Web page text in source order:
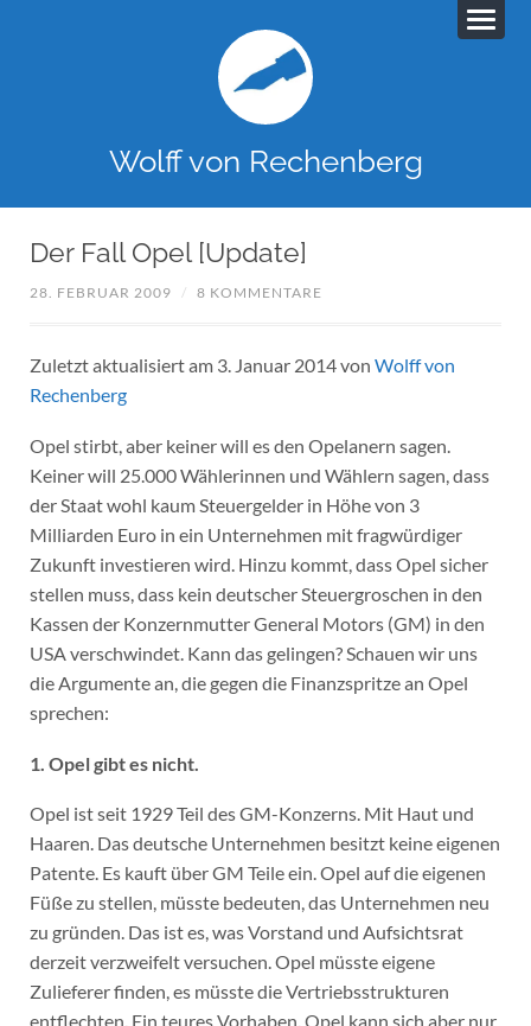
Wolff von Rechenberg
Der Fall Opel [Update]
28. FEBRUAR 2009 / 8 KOMMENTARE
Zuletzt aktualisiert am 3. Januar 2014 von Wolff von
Rechenberg
Opel stirbt, aber keiner will es den Opelanern sagen.
Keiner will 25.000 Wählerinnen und Wählern sagen, dass
der Staat wohl kaum Steuergelder in Höhe von 3
Milliarden Euro in ein Unternehmen mit fragwürdiger
Zukunft investieren wird. Hinzu kommt, dass Opel sicher
stellen muss, dass kein deutscher Steuergroschen in den
Kassen der Konzernmutter General Motors (GM) in den
USA verschwindet. Kann das gelingen? Schauen wir uns
die Argumente an, die gegen die Finanzspritze an Opel
sprechen:
1. Opel gibt es nicht.
Opel ist seit 1929 Teil des GM-Konzerns. Mit Haut und
Haaren. Das deutsche Unternehmen besitzt keine eigenen
Patente. Es kauft über GM Teile ein. Opel auf die eigenen
Füße zu stellen, müsste bedeuten, das Unternehmen neu
zu gründen. Das ist es, was Vorstand und Aufsichtsrat
derzeit verzweifelt versuchen. Opel müsste eigene
Zulieferer finden, es müsste die Vertriebsstrukturen
entflechten. Ein teures Vorhaben. Opel kann sich aber nur